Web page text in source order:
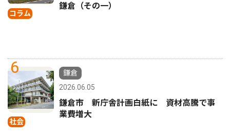
コラム
鎌倉（その一）
6
社会
鎌倉
2026.06.05
鎌倉市 新庁舎計画白紙に 資材高騰で事
業費増大